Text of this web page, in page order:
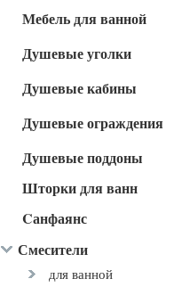
Мебель для ванной
Душевые уголки
Душевые кабины
Душевые ограждения
Душевые поддоны
Шторки для ванн
Cанфаянс
Смесители
для ванной